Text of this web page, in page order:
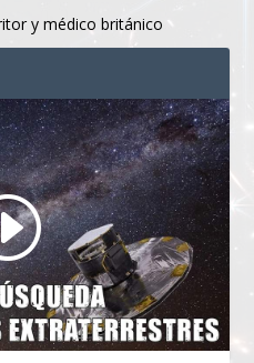
y médico británico